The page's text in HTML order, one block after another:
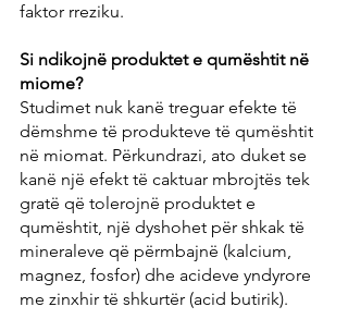
faktor rreziku.
Si ndikojnë produktet e qumështit në
miome?
Studimet nuk kanë treguar efekte të
dëmshme të produkteve të qumështit
në miomat. Përkundrazi, ato duket se
kanë një efekt të caktuar mbrojtës tek
gratë që tolerojnë produktet e
qumështit, një dyshohet për shkak të
mineraleve që përmbajnë (kalcium,
magnez, fosfor) dhe acideve yndyrore
me zinxhir të shkurtër (acid butirik).